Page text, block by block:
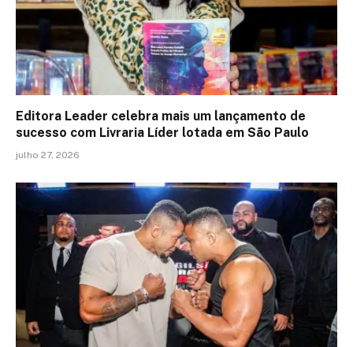
Editora Leader celebra mais um lançamento de
sucesso com Livraria Líder lotada em São Paulo
julho 27, 2026